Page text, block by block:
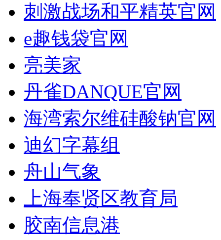
刺激战场和平精英官网
e趣钱袋官网
亮美家
丹雀DANQUE官网
海湾索尔维硅酸钠官网
迪幻字幕组
舟山气象
上海奉贤区教育局
胶南信息港